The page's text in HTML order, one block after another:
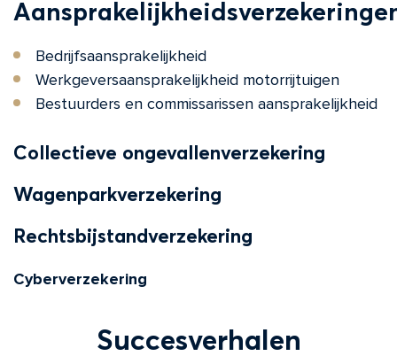
Bedrijfsaansprakelijkheid
Werkgeversaansprakelijkheid motorrijtuigen
Bestuurders en commissarissen aansprakelijkheid
Collectieve ongevallenverzekering
Wagenparkverzekering
Rechtsbijstandverzekering
Cyberverzekering
Succesverhalen